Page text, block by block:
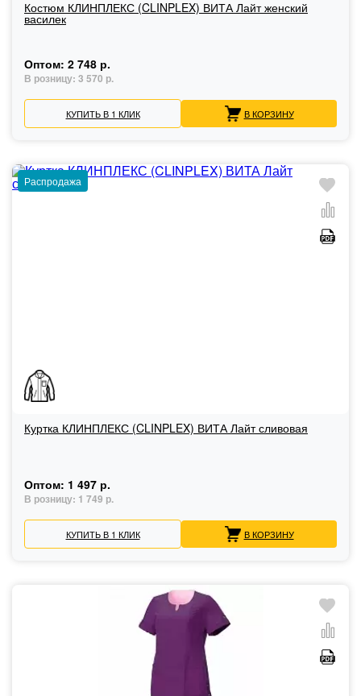
Костюм КЛИНПЛЕКС (CLINPLEX) ВИТА Лайт женский
василек
Оптом: 2 748 р.
В розницу: 3 570 р.
КУПИТЬ В 1 КЛИК В КОРЗИНУ
Распродажа
Куртка КЛИНПЛЕКС (CLINPLEX) ВИТА Лайт сливовая
Оптом: 1 497 р.
В розницу: 1 749 р.
КУПИТЬ В 1 КЛИК В КОРЗИНУ